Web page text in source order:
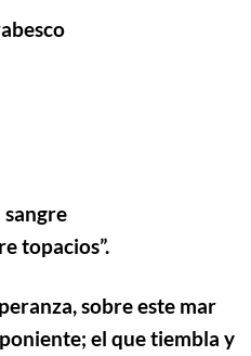
topacios”.
sobre este mar
el que tiembla y